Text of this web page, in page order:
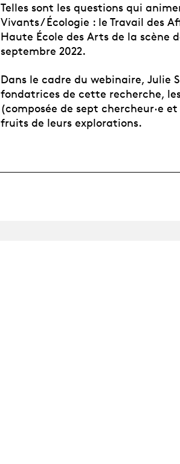
Telles sont les questions qui
Vivants / Écologie : le Travail des
Haute École des Arts de la scène
septembre 2022.
Dans le cadre du webinaire, Julie
fondatrices de cette recherche,
(composée de sept chercheur·e
fruits de leurs explorations.